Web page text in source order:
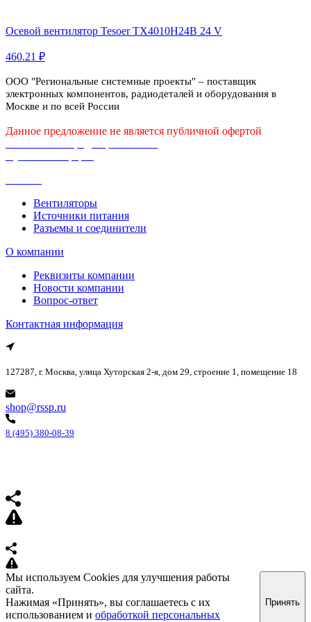
Осевой вентилятор Tesoer TX4010H24B 24 V
460.21 ₽
ООО "Региональные системные проекты" – поставщик
электронных компонентов, радиодеталей и оборудования в
Москве и по всей России
Данное предложение не является публичной офертой
Вентиляторы
Источники питания
Разъемы и соединители
О компании
Реквизиты компании
Новости компании
Вопрос-ответ
Контактная информация
127287, г. Москва, улица Хуторская 2-я, дом 29, строение 1, помещение 18
shop@rssp.ru
8 (495) 380-08-39
Мы используем Cookies для улучшения работы
сайта.
Нажимая «Принять», вы соглашаетесь с их
использованием и обработкой персональных
Принять